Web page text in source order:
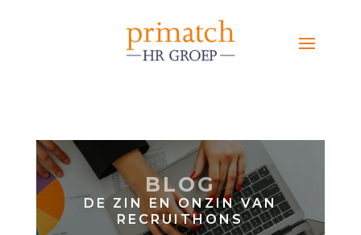
BLOG
DE ZIN EN ONZIN VAN
RECRUITHONS